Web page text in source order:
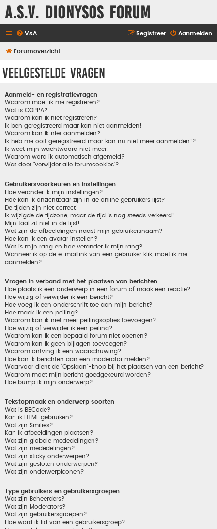
A.S.V. Dionysos Forum
V&A Aanmelden
Registreer
Forumoverzicht
Veelgestelde vragen
Aanmeld- en registratievragen
Waarom moet ik me registreren?
Wat is COPPA?
Waarom kan ik niet registreren?
Ik ben geregistreerd maar kan niet aanmelden!
Waarom kan ik niet aanmelden?
Ik heb me ooit geregistreerd maar kan nu niet meer aanmelden!?
Ik weet mijn wachtwoord niet meer!
Waarom word ik automatisch afgemeld?
Wat doet "verwijder alle forumcookies"?
Gebruikersvoorkeuren en instellingen
Hoe verander ik mijn instellingen?
Hoe kan ik onzichtbaar zijn in de online gebruikers lijst?
De tijden zijn niet correct!
Ik wijzigde de tijdzone, maar de tijd is nog steeds verkeerd!
Mijn taal zit niet in de lijst!
Wat zijn de afbeeldingen naast mijn gebruikersnaam?
Hoe kan ik een avatar instellen?
Wat is mijn rang en hoe verander ik mijn rang?
Wanneer ik op de e-maillink van een gebruiker klik, moet ik me
aanmelden?
Vragen in verband met het plaatsen van berichten
Hoe plaats ik een onderwerp in een forum of maak een reactie?
Hoe wijzig of verwijder ik een bericht?
Hoe voeg ik een onderschrift toe aan mijn bericht?
Hoe maak ik een peiling?
Waarom kan ik niet meer peilingsopties toevoegen?
Hoe wijzig of verwijder ik een peiling?
Waarom kan ik een bepaald forum niet openen?
Waarom kan ik geen bijlagen toevoegen?
Waarom ontving ik een waarschuwing?
Hoe kan ik berichten aan een moderator melden?
Waarvoor dient de "Opslaan"-knop bij het plaatsen van een bericht?
Waarom moet mijn bericht goedgekeurd worden?
Hoe bump ik mijn onderwerp?
Tekstopmaak en onderwerp soorten
Wat is BBCode?
Kan ik HTML gebruiken?
Wat zijn Smilies?
Kan ik afbeeldingen plaatsen?
Wat zijn globale mededelingen?
Wat zijn mededelingen?
Wat zijn sticky onderwerpen?
Wat zijn gesloten onderwerpen?
Wat zijn onderwerpiconen?
Type gebruikers en gebruikersgroepen
Wat zijn Beheerders?
Wat zijn Moderators?
Wat zijn gebruikersgroepen?
Hoe word ik lid van een gebruikersgroep?